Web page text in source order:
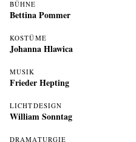
BÜHNE
Bettina Pommer
KOSTÜME
Johanna Hlawica
MUSIK
Frieder Hepting
LICHTDESIGN
William Sonntag
DRAMATURGIE